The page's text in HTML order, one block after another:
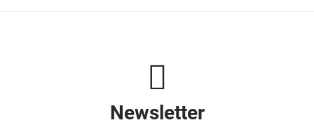
Newsletter